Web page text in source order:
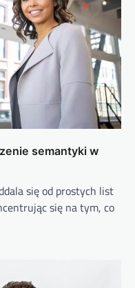
semantyki w
się od prostych list
się na tym, co